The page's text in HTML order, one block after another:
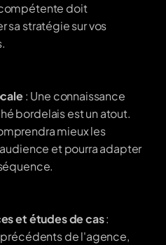
doit
sa stratégie sur vos
: Une connaissance
bordelais est un atout.
mieux les
et pourra adapter
et études de cas :
de l'agence,